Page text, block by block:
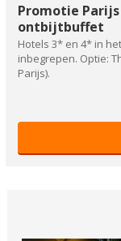
Promotie
ontbijtbuffet
Hotels 3* en 4* in
inbegrepen. Optie:
Parijs).